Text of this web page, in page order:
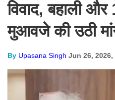
विवाद, बहाली
मुआवजे की उठी
By Upasana Singh Jun 26, 2026,